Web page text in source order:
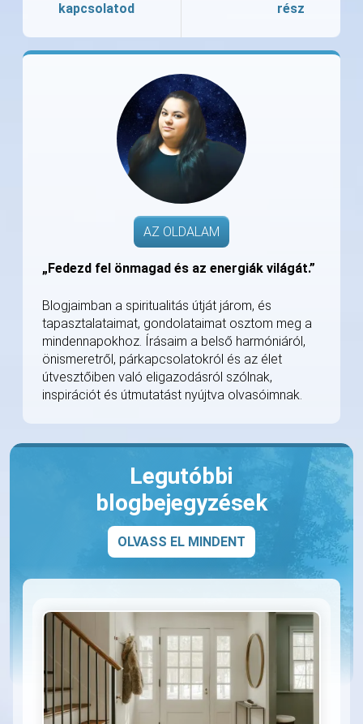
kapcsolatod
rész
AZ OLDALAM
„Fedezd fel önmagad és az energiák világát.”
Blogjaimban a spiritualitás útját járom, és
tapasztalataimat, gondolataimat osztom meg a
mindennapokhoz. Írásaim a belső harmóniáról,
önismeretről, párkapcsolatokról és az élet
útvesztőiben való eligazodásról szólnak,
inspirációt és útmutatást nyújtva olvasóimnak.
Legutóbbi
blogbejegyzések
OLVASS EL MINDENT